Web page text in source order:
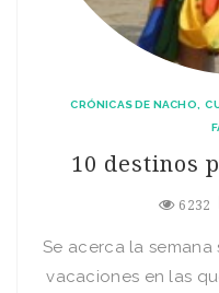
CRÓNICAS DE NACHO
10 destinos
6232
Se acerca la
vacaciones en las